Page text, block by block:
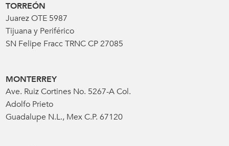
TORREÓN
Juarez OTE 5987
Tijuana y Periférico
SN Felipe Fracc TRNC CP 27085
MONTERREY
Ave. Ruiz Cortines No. 5267-A Col.
Adolfo Prieto
Guadalupe N.L., Mex C.P. 67120